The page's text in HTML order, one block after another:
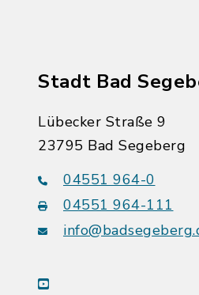
Stadt Bad
Lübecker Straße 9
23795 Bad Segeberg
04551 964-0
04551 964-111
youtube